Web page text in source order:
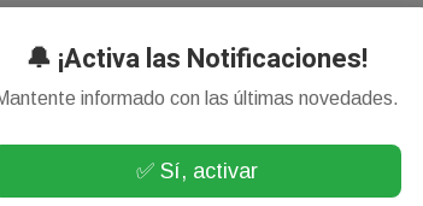
inspectores, mientras que al personal de limpieza
le entregaron botines y camisas y pantalones de
100 trabajadores.
el compromiso y la labor que llevan adelante sus
🔔 ¡Activa las Notificaciones!
informado con las últimas novedades.
✅ Sí, activar